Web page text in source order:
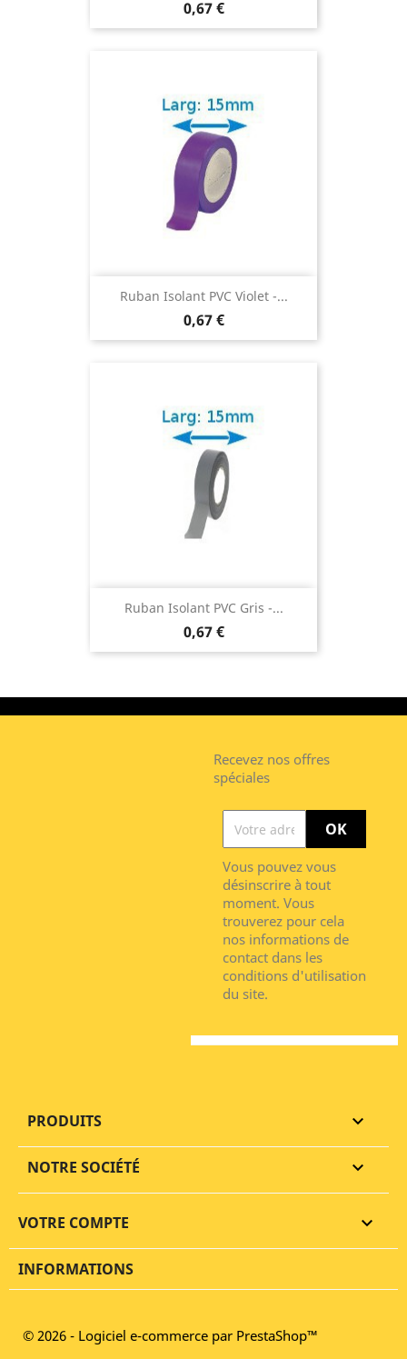
0,67 €
Ruban Isolant PVC Violet -...
0,67 €
Ruban Isolant PVC Gris -...
0,67 €
Recevez nos offres
spéciales
Vous pouvez vous
désinscrire à tout
moment. Vous
trouverez pour cela
nos informations de
contact dans les
conditions d'utilisation
du site.
PRODUITS 
NOTRE SOCIÉTÉ 
VOTRE COMPTE 
INFORMATIONS
© 2026 - Logiciel e-commerce par PrestaShop™